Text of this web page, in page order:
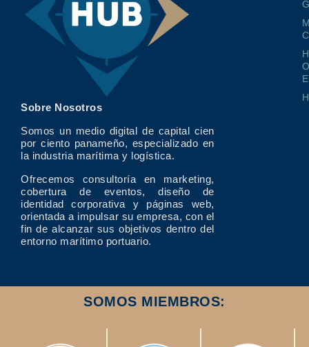
Sobre Nosotros
Somos un medio digital de capital cien
por ciento panameño, especializado en
la industria marítima y logística.
Ofrecemos consultoría en marketing,
cobertura de eventos, diseño de
identidad corporativa y páginas web,
orientada a impulsar su empresa, con el
fin de alcanzar sus objetivos dentro del
entorno marítimo portuario.
SOMOS MIEMBROS: